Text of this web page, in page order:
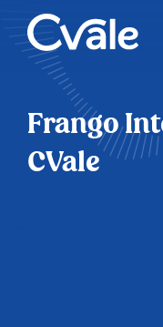
Frango
CVale